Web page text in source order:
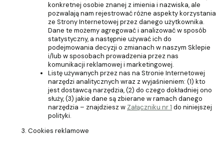
konkretnej osobie znanej z imienia i nazwiska, ale
pozwalają nam rejestrować różne aspekty korzystania
ze Strony Internetowej przez danego użytkownika.
Dane te możemy agregować i analizować w sposób
statystyczny, a następnie używać ich do
podejmowania decyzji o zmianach w naszym Sklepie
i/lub w sposobach prowadzenia przez nas
komunikacji reklamowej i marketingowej.
Listę używanych przez nas na Stronie Internetowej
narzędzi analitycznych wraz z wyjaśnieniem: (1) kto
jest dostawcą narzędzia, (2) do czego dokładniej ono
służy, (3) jakie dane są zbierane w ramach danego
narzędzia – znajdziesz w Załączniku nr 1 do niniejszej
polityki.
Cookies reklamowe